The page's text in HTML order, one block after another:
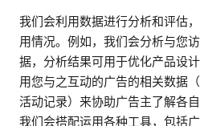
我们会利用数据进行分析和评估
用情况。例如，我们会分析与您
据，分析结果可用于优化产品设
用您与之互动的广告的相关数据
活动记录）来协助广告主了解各
我们会搭配运用各种工具，包括